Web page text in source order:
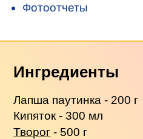
Фотоотчеты
Ингредиенты
Лапша паутинка - 200 г
Кипяток - 300 мл
Творог - 500 г